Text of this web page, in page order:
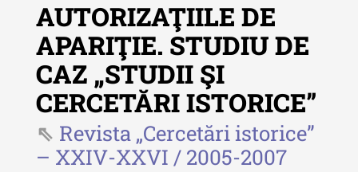
- 2025
Revista "Cercetări istorice" - XLIII
- 2024
Revista "Cercetări istorice" - XLII -
2023
Indexul Complet
AUTORIZAŢIILE DE
APARIŢIE. STUDIU DE
CAZ „STUDII ŞI
CERCETĂRI ISTORICE”
Revista „Cercetări istorice”
– XXIV-XXVI / 2005-2007